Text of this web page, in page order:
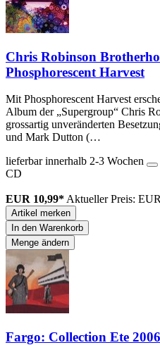
Chris Robinson
Phosphorescent Harvest
Mit Phosphorescent Harvest
Album der „Supergroup“ Chris
grossartig unveränderten
und Mark Dutton (…
lieferbar innerhalb 2-3 Wochen
CD
EUR 10,99* Aktueller Preis:
Artikel merken
In den Warenkorb
Menge ändern
Fargo: Collection Ete 2006